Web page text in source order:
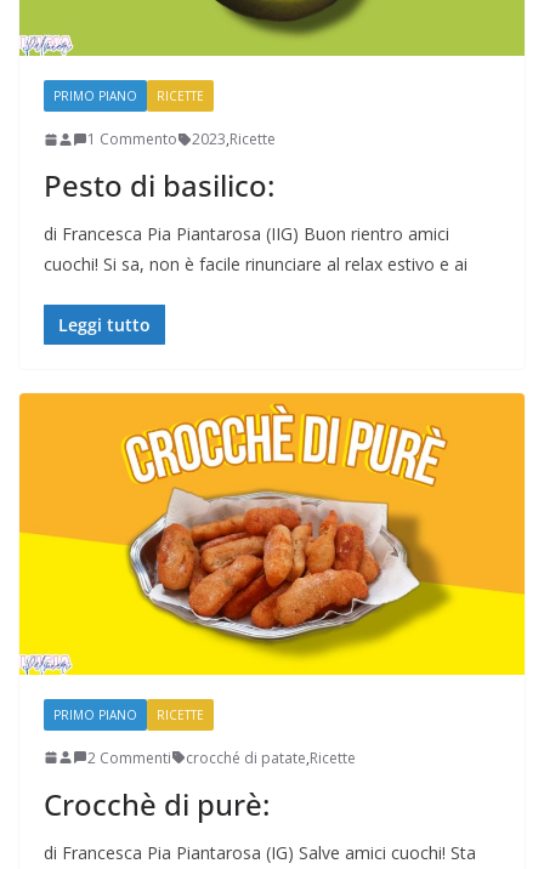
PRIMO PIANO RICETTE
1 Commento 2023,Ricette
Pesto di basilico:
di Francesca Pia Piantarosa (IIG) Buon rientro amici
cuochi! Si sa, non è facile rinunciare al relax estivo e ai
Leggi tutto
PRIMO PIANO RICETTE
2 Commenti crocché di patate,Ricette
Crocchè di purè:
di Francesca Pia Piantarosa (IG) Salve amici cuochi! Sta